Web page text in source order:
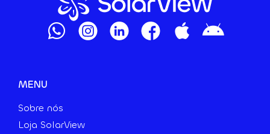
MENU
Sobre nós
Loja SolarView